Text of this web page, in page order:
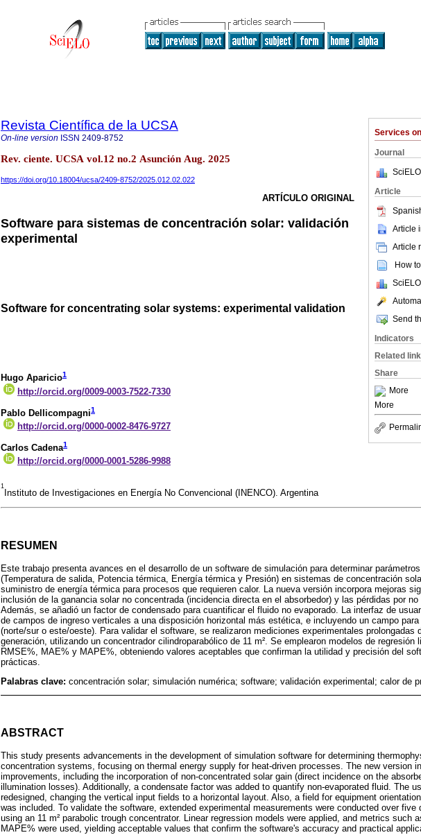
Services
Journal
Article
Article
Article
How
Send
Indicators
Related
Share
More
More
Revista Científica de la UCSA
On-line version ISSN 2409-8752
Rev. ciente. UCSA vol.12 no.2 Asunción Aug. 2025
https://doi.org/10.18004/ucsa/2409-8752/2025.012.02.022
ARTÍCULO ORIGINAL
Software para sistemas de concentración solar: validación
experimental
Software for concentrating solar systems: experimental validation
Hugo Aparicio1
http://orcid.org/0009-0003-7522-7330
Pablo Dellicompagni1
http://orcid.org/0000-0002-8476-9727
Carlos Cadena1
http://orcid.org/0000-0001-5286-9988
1
Instituto de Investigaciones en Energía No Convencional (INENCO). Argentina
RESUMEN
Este trabajo presenta avances en el desarrollo de un software de simulación para determinar
(Temperatura de salida, Potencia térmica, Energía térmica y Presión) en sistemas de concentración
suministro de energía térmica para procesos que requieren calor. La nueva versión incorpora mejoras
inclusión de la ganancia solar no concentrada (incidencia directa en el absorbedor) y las pérdidas por
Además, se añadió un factor de condensado para cuantificar el fluido no evaporado. La interfaz de
de campos de ingreso verticales a una disposición horizontal más estética, e incluyendo un campo
(norte/sur o este/oeste). Para validar el software, se realizaron mediciones experimentales prolongadas
generación, utilizando un concentrador cilindroparabólico de 11 m². Se emplearon modelos de regresión
RMSE%, MAE% y MAPE%, obteniendo valores aceptables que confirman la utilidad y precisión del
prácticas.
Palabras clave: concentración solar; simulación numérica; software; validación experimental; calor de
ABSTRACT
This study presents advancements in the development of simulation software for determining
concentration systems, focusing on thermal energy supply for heat-driven processes. The new version
improvements, including the incorporation of non-concentrated solar gain (direct incidence on the
illumination losses). Additionally, a condensate factor was added to quantify non-evaporated fluid. The
redesigned, changing the vertical input fields to a horizontal layout. Also, a field for equipment
was included. To validate the software, extended experimental measurements were conducted over five
using an 11 m² parabolic trough concentrator. Linear regression models were applied, and metrics such
MAPE% were used, yielding acceptable values that confirm the software's accuracy and practical